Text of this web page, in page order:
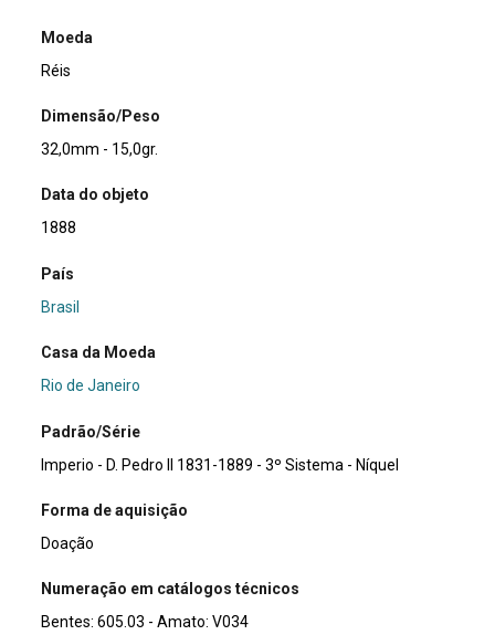
Moeda
Réis
Dimensão/Peso
32,0mm - 15,0gr.
Data do objeto
1888
País
Brasil
Casa da Moeda
Rio de Janeiro
Padrão/Série
Imperio - D. Pedro II 1831-1889 - 3º Sistema - Níquel
Forma de aquisição
Doação
Numeração em catálogos técnicos
Bentes: 605.03 - Amato: V034